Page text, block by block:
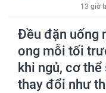
13 giờ
Đều đặn uống
ong mỗi tối
khi ngủ, cơ thể
thay đổi như